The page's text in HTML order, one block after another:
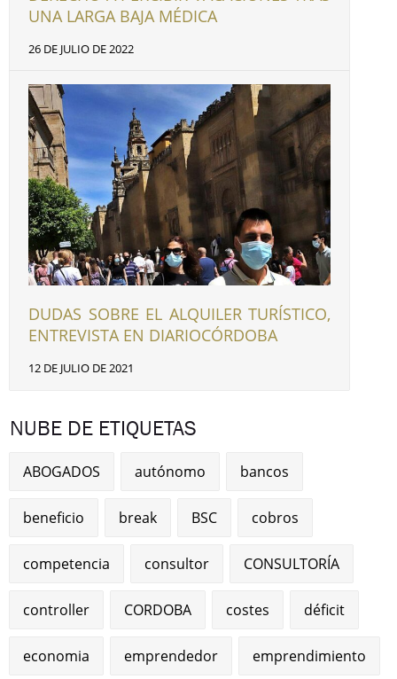
UNA LARGA BAJA MÉDICA
26 DE JULIO DE 2022
DUDAS SOBRE EL ALQUILER TURÍSTICO,
ENTREVISTA EN DIARIOCÓRDOBA
12 DE JULIO DE 2021
NUBE DE ETIQUETAS
ABOGADOS autónomo bancos
beneficio break BSC cobros
competencia consultor CONSULTORÍA
controller CORDOBA costes déficit
economia emprendedor emprendimiento